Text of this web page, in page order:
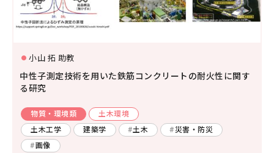
小山 拓 助教
中性子測定技術を用いた鉄筋コンクリートの耐火性に関す
る研究
物質・環境類
土木環境
土木工学
建築学 土木
災害・防災
画像